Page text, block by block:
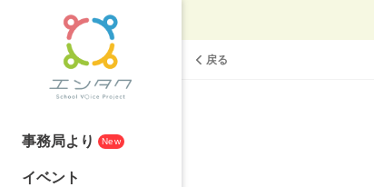
事務局より New
イベント
戻る